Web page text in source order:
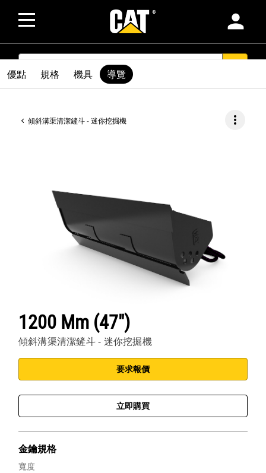
person
SEARCH
傾斜溝渠清潔鏟斗 - 迷你挖掘機 more_vert
1200 Mm (47")
傾斜溝渠清潔鏟斗 - 迷你挖掘機
要求報價
立即購買
金鑰規格
寬度
優點 規格 機具 導覽